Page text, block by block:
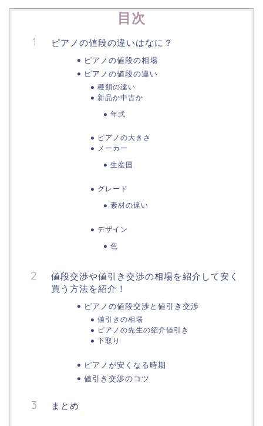
目次
ピアノの値段の違いはなに？
ピアノの値段の相場
ピアノの値段の違い
種類の違い
新品か中古か
年式
ピアノの大きさ
メーカー
生産国
グレード
素材の違い
デザイン
色
値段交渉や値引き交渉の相場を紹介して安く
買う方法を紹介！
ピアノの値段交渉と値引き交渉
値引きの相場
ピアノの先生の紹介値引き
下取り
ピアノが安くなる時期
値引き交渉のコツ
まとめ